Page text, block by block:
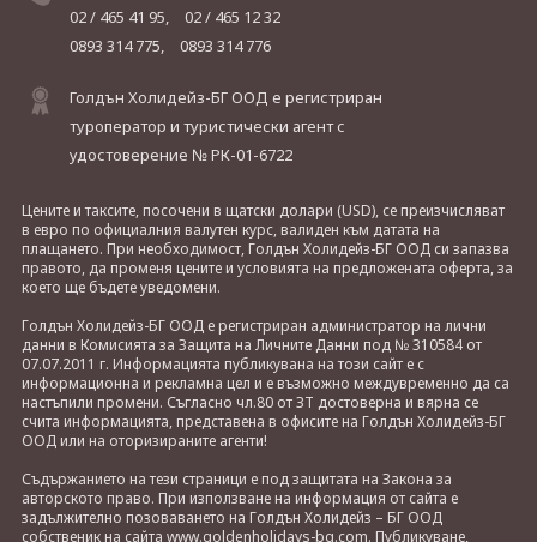
02 / 465 41 95,
02 / 465 12 32
0893 314 775,
0893 314 776
Голдън Холидейз-БГ ООД е регистриран
туроператор и туристически агент с
удостоверение № РК-01-6722
Цените и таксите, посочени в щатски долари (USD), се преизчисляват
в евро по официалния валутен курс, валиден към датата на
плащането. При необходимост, Голдън Холидейз-БГ ООД си запазва
правото, да променя цените и условията на предложената оферта, за
което ще бъдете уведомени.
Голдън Холидейз-БГ ООД е регистриран администратор на лични
данни в Комисията за Защита на Личните Данни под № 310584 от
07.07.2011 г. Информацията публикувана на този сайт е с
информационна и рекламна цел и е възможно междувременно да са
настъпили промени. Съгласно чл.80 от ЗТ достоверна и вярна се
счита информацията, представена в офисите на Голдън Холидейз-БГ
ООД или на оторизираните агенти!
Съдържанието на тези страници е под защитата на Закона за
авторското право. При използване на информация от сайта е
задължително позоваването на Голдън Холидейз – БГ ООД
собственик на сайта www.goldenholidays-bg.com. Публикуване,